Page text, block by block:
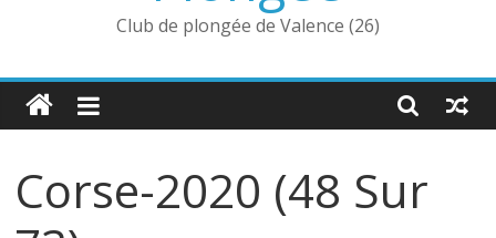
Club de plongée de Valence (26)
Corse-2020 (48 Sur